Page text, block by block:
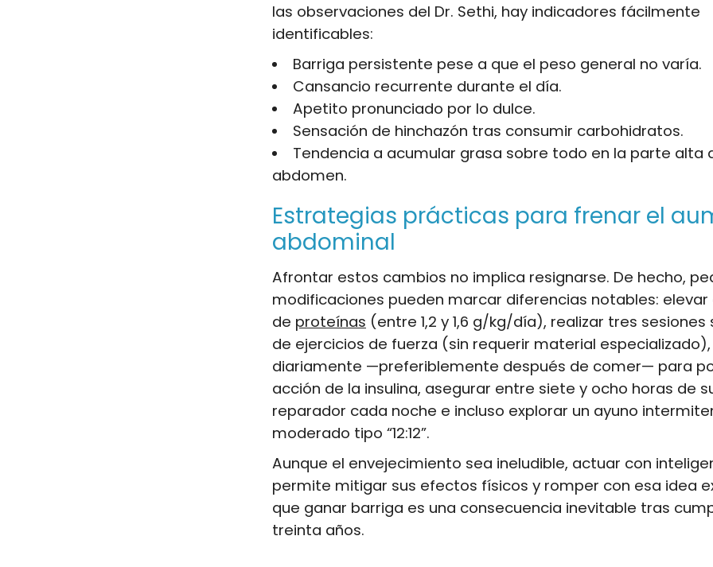
las observaciones del Dr. Sethi, hay indicadores fácilmente
identificables:
Barriga persistente pese a que el peso general no varía.
Cansancio recurrente durante el día.
Apetito pronunciado por lo dulce.
Sensación de hinchazón tras consumir carbohidratos.
Tendencia a acumular grasa sobre todo en la parte alta
abdomen.
Estrategias prácticas para frenar el
abdominal
Afrontar estos cambios no implica resignarse. De hecho,
modificaciones pueden marcar diferencias notables: elevar
de proteínas (entre 1,2 y 1,6 g/kg/día), realizar tres sesiones
de ejercicios de fuerza (sin requerir material
diariamente —preferiblemente después de comer— para
acción de la insulina, asegurar entre siete y ocho horas de
reparador cada noche e incluso explorar un ayuno
moderado tipo “12:12”.
Aunque el envejecimiento sea ineludible, actuar con
permite mitigar sus efectos físicos y romper con esa idea
que ganar barriga es una consecuencia inevitable tras
treinta años.